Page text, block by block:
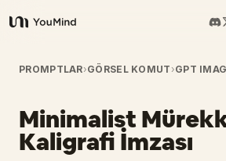
YouMind
Genel Bakış
Kullanım Senaryoları
PROMPTLAR›GÖRSEL KOMUT ›GPT
Minimalist
Kaligrafi İmzası